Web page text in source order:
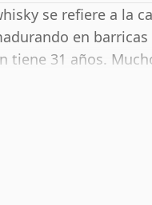
se refiere a la
en barricas
tiene 31 años.
la "sensación en